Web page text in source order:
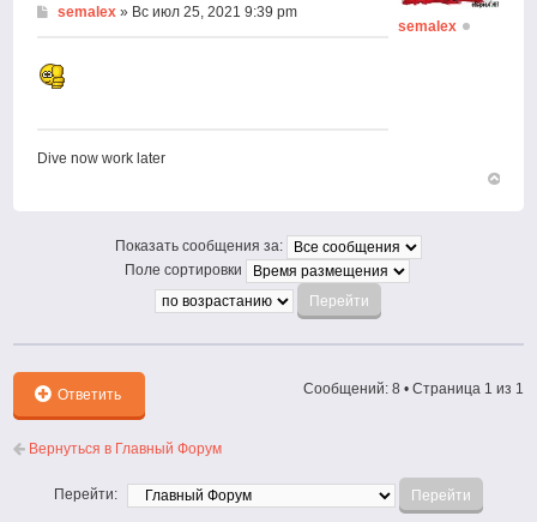
semalex » Вс июл 25, 2021 9:39 pm
Dive now work later
semalex
Показать сообщения за:
Поле сортировки
Ответить Сообщений: 8 • Страница 1 из 1
Вернуться в Главный Форум
Перейти: